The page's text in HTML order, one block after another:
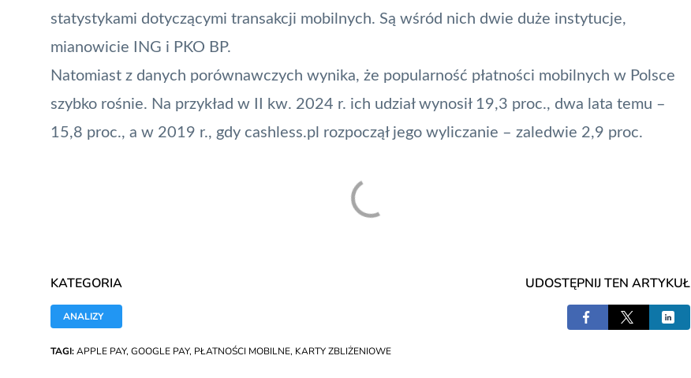
statystykami dotyczącymi transakcji mobilnych. Są wśród nich dwie duże instytucje,
mianowicie ING i PKO BP.
Natomiast z danych porównawczych wynika, że popularność płatności mobilnych w Polsce
szybko rośnie. Na przykład w II kw. 2024 r. ich udział wynosił 19,3 proc., dwa lata temu –
15,8 proc., a w 2019 r., gdy cashless.pl rozpoczął jego wyliczanie – zaledwie 2,9 proc.
KATEGORIA
ANALIZY
UDOSTĘPNIJ TEN ARTYKUŁ
TAGI:APPLE PAY, GOOGLE PAY, PŁATNOŚCI MOBILNE, KARTY ZBLIŻENIOWE